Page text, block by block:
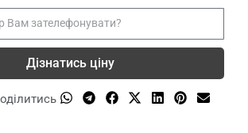
Дізнатись ціну